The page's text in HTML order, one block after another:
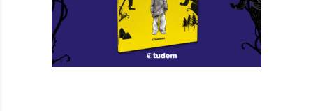
Miyase Sertbarut:
Okumanın işlevi bilinir; okurken
empati kurarsın, kendini bir başkasının yerine koyarsın.
Gözün satırlardayken kendi kimliğinden, cinsiyetinden,
ülkenden, hatta gezegenden bir süreliğine ayrılırsın.